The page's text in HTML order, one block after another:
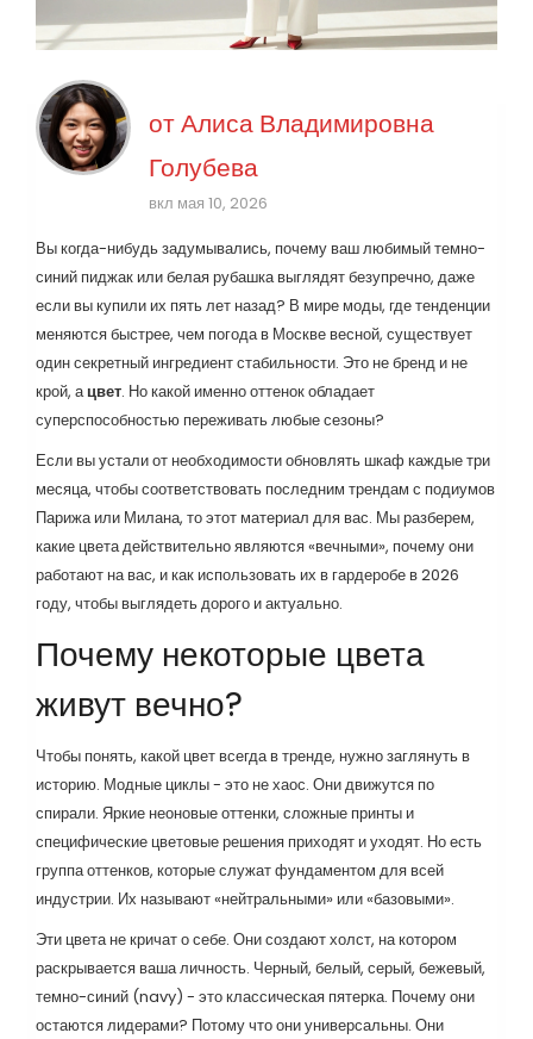
отАлиса Владимировна
Голубева
вкл мая 10, 2026
Вы когда-нибудь задумывались, почему ваш любимый темно-
синий пиджак или белая рубашка выглядят безупречно, даже
если вы купили их пять лет назад? В мире моды, где тенденции
меняются быстрее, чем погода в Москве весной, существует
один секретный ингредиент стабильности. Это не бренд и не
крой, ацвет. Но какой именно оттенок обладает
суперспособностью переживать любые сезоны?
Если вы устали от необходимости обновлять шкаф каждые три
месяца, чтобы соответствовать последним трендам с подиумов
Парижа или Милана, то этот материал для вас. Мы разберем,
какие цвета действительно являются «вечными», почему они
работают на вас, и как использовать их в гардеробе в 2026
году, чтобы выглядеть дорого и актуально.
Почему некоторые цвета
живут вечно?
Чтобы понять, какой цвет всегда в тренде, нужно заглянуть в
историю. Модные циклы - это не хаос. Они движутся по
спирали. Яркие неоновые оттенки, сложные принты и
специфические цветовые решения приходят и уходят. Но есть
группа оттенков, которые служат фундаментом для всей
индустрии. Их называют «нейтральными» или «базовыми».
Эти цвета не кричат о себе. Они создают холст, на котором
раскрывается ваша личность. Черный, белый, серый, бежевый,
темно-синий (navy) - это классическая пятерка. Почему они
остаются лидерами? Потому что они универсальны. Они